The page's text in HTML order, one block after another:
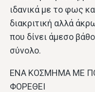
ιδανικά με το φως
διακριτική αλλά
που δίνει άμεσο
σύνολο.
ΕΝΑ ΚΟΣΜΗΜΑ ΜΕ
ΦΟΡΕΘΕΙ